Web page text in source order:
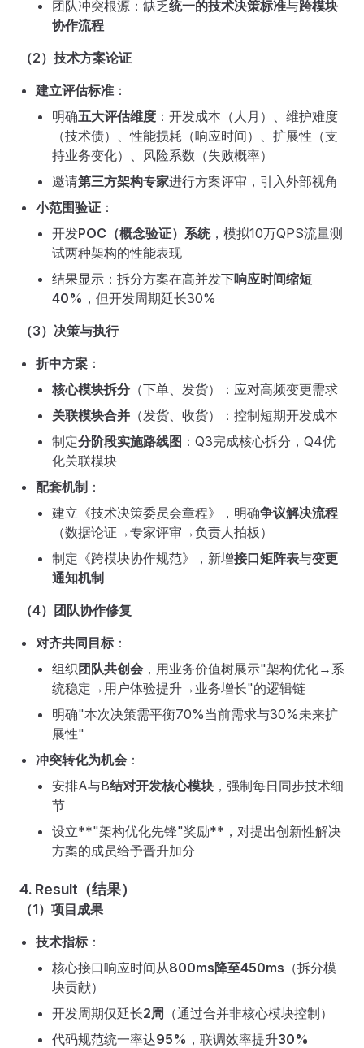
团队冲突根源：缺乏统一的技术决策标准与跨模块
协作流程
（2）技术方案论证
建立评估标准 ：
明确五大评估维度 ：开发成本（人月）、维护难度
（技术债）、性能损耗（响应时间）、扩展性（支
持业务变化）、风险系数（失败概率）
邀请第三方架构专家进行方案评审，引入外部视角
小范围验证 ：
开发POC（概念验证）系统，模拟10万QPS流量测
试两种架构的性能表现
结果显示：拆分方案在高并发下响应时间缩短
40% ，但开发周期延长30%
（3）决策与执行
折中方案 ：
核心模块拆分（下单、发货）：应对高频变更需求
关联模块合并 （发货、收货）：控制短期开发成本
制定分阶段实施路线图 ：Q3完成核心拆分，Q4优
化关联模块
配套机制 ：
建立《技术决策委员会章程》，明确争议解决流程
（数据论证→专家评审→负责人拍板）
制定《跨模块协作规范》，新增接口矩阵表与变更
通知机制
（4）团队协作修复
对齐共同目标 ：
组织 团队共创会 ，用业务价值树展示"架构优化→系
统稳定→用户体验提升→业务增长"的逻辑链
明确"本次决策需平衡70%当前需求与30%未来扩
展性"
冲突转化为机会 ：
安排A与B结对开发核心模块 ，强制每日同步技术细
节
设立**"架构优化先锋"奖励**，对提出创新性解决
方案的成员给予晋升加分
4. Result（结果）
（1）项目成果
技术指标 ：
核心接口响应时间从800ms降至450ms （拆分模
块贡献）
开发周期仅延长2周 （通过合并非核心模块控制）
代码规范统一率达95% ，联调效率提升30%